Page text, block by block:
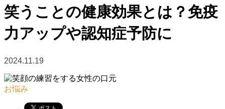
笑うことの健康効果とは？免疫
力アップや認知症予防に
2024.11.19
お悩み